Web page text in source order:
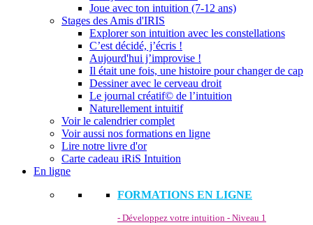
Joue avec ton intuition (7-12 ans)
Stages des Amis d'IRIS
Explorer son intuition avec les constellations
C’est décidé, j’écris !
Aujourd'hui j’improvise !
Il était une fois, une histoire pour changer de cap
Dessiner avec le cerveau droit
Le journal créatif© de l’intuition
Naturellement intuitif
Voir le calendrier complet
Voir aussi nos formations en ligne
Lire notre livre d'or
Carte cadeau iRiS Intuition
En ligne
FORMATIONS EN LIGNE
- Développez votre intuition - Niveau 1